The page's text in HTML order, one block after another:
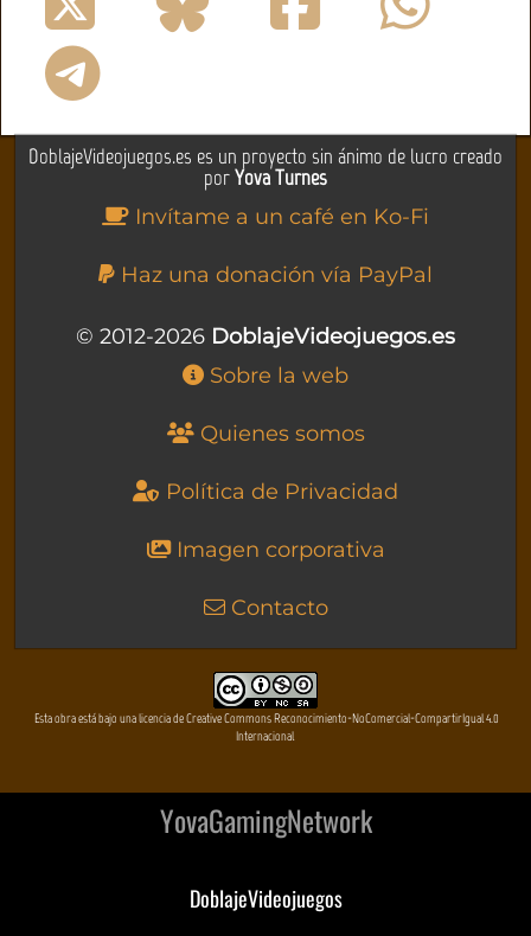
DoblajeVideojuegos.es es un proyecto sin ánimo de lucro creado
porYova Turnes
Invítame a un café en Ko-Fi
Haz una donación vía PayPal
© 2012-2026 DoblajeVideojuegos.es
Sobre la web
Quienes somos
Política de Privacidad
Imagen corporativa
Contacto
Esta obra está bajo una licencia de Creative Commons Reconocimiento-NoComercial-CompartirIgual 4.0
Internacional
YovaGamingNetwork
DoblajeVideojuegos